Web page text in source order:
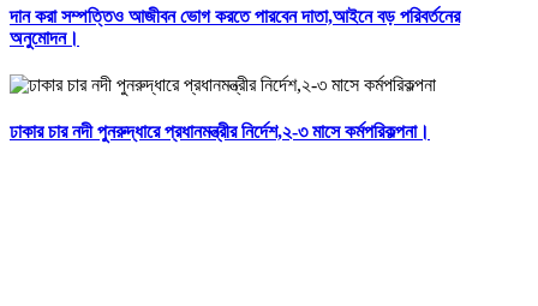
দান করা সম্পত্তিও আজীবন ভোগ করতে পারবেন দাতা,আইনে বড় পরিবর্তনের
অনুমোদন।
ঢাকার চার নদী পুনরুদ্ধারে প্রধানমন্ত্রীর নির্দেশ,২-৩ মাসে কর্মপরিকল্পনা।